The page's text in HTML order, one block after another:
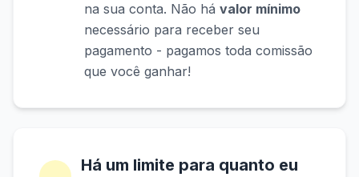
na sua conta. Não há valor mínimo
necessário para receber seu
pagamento - pagamos toda comissão
que você ganhar!
Há um limite para quanto eu